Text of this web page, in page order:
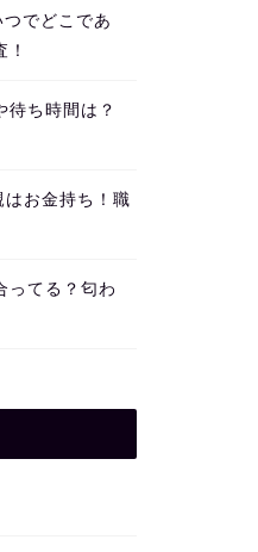
でどこであ
待ち時間は？
お金持ち！職
ってる？匂わ